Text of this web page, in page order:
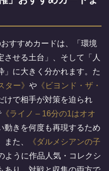
おすすめカードは、「環境
させる土台」、そして「人
」に大きく分かれます。た
ター や
ビヨンド・ザ・
けで相手が対策を迫られ
ライノ – 16分の1はオオ
動きを何度も再現するため
た、
ダルメシアンの子
ように作品人気・コレクシ